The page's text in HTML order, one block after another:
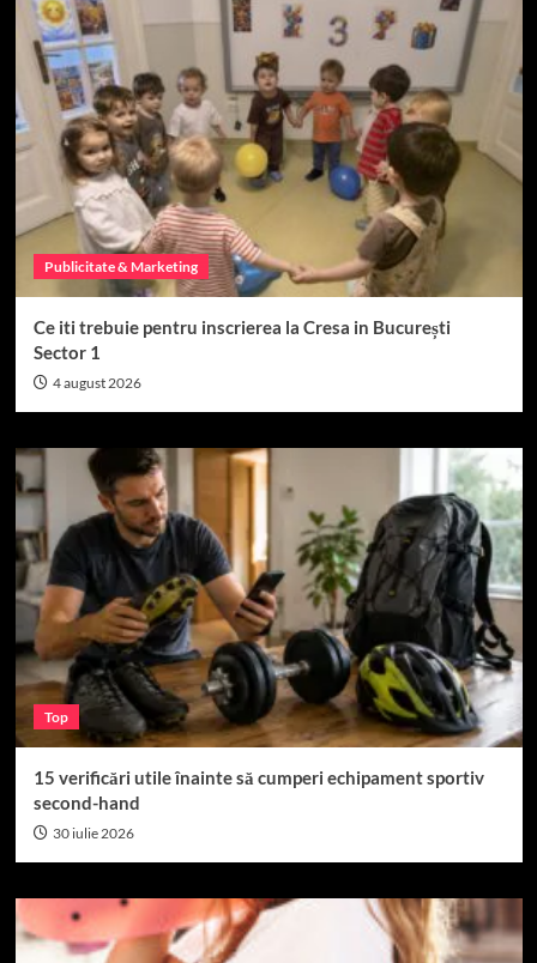
Publicitate & Marketing
Ce iti trebuie pentru inscrierea la Cresa in București
Sector 1
4 august 2026
Top
15 verificări utile înainte să cumperi echipament sportiv
second-hand
30 iulie 2026